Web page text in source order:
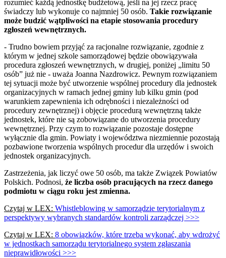
rozumieć każdą jednostkę budżetową, jeśli na jej rzecz pracę
świadczy lub wykonuje co najmniej 50 osób. Takie rozwiązanie
może budzić wątpliwości na etapie stosowania procedury
zgłoszeń wewnętrznych.
- Trudno bowiem przyjąć za racjonalne rozwiązanie, zgodnie z
którym w jednej szkole samorządowej będzie obowiązywała
procedura zgłoszeń wewnętrznych, w drugiej, poniżej „limitu 50
osób” już nie - uważa Joanna Nazdrowicz. Pewnym rozwiązaniem
tej sytuacji może być utworzenie wspólnej procedury dla jednostek
organizacyjnych w ramach jednej gminy lub kilku gmin (pod
warunkiem zapewnienia ich odrębności i niezależności od
procedury zewnętrznej) i objęcie procedurą wewnętrzną także
jednostek, które nie są zobowiązane do utworzenia procedury
wewnętrznej. Przy czym to rozwiązanie pozostaje dostępne
wyłącznie dla gmin. Powiaty i województwa niezmiennie pozostają
pozbawione tworzenia wspólnych procedur dla urzędów i swoich
jednostek organizacyjnych.
Zastrzeżenia, jak liczyć owe 50 osób, ma także Związek Powiatów
Polskich. Podnosi, że liczba osób pracujących na rzecz danego
podmiotu w ciągu roku jest zmienna.
Czytaj w LEX: Whistleblowing w samorządzie terytorialnym z
perspektywy wybranych standardów kontroli zarządczej >>>
Czytaj w LEX: 8 obowiązków, które trzeba wykonać, aby wdrożyć
w jednostkach samorządu terytorialnego system zgłaszania
nieprawidłowości >>>